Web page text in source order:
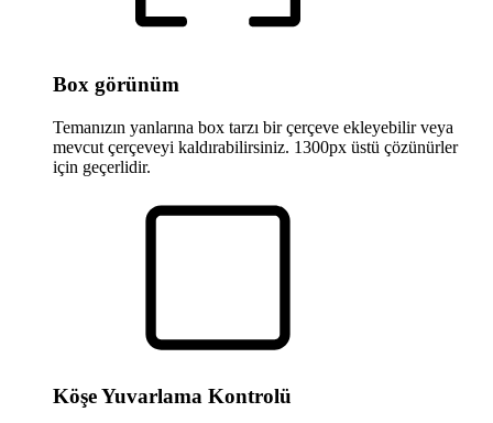
Box görünüm
Temanızın yanlarına box tarzı bir çerçeve ekleyebilir veya
mevcut çerçeveyi kaldırabilirsiniz. 1300px üstü çözünürler
için geçerlidir.
Köşe Yuvarlama Kontrolü